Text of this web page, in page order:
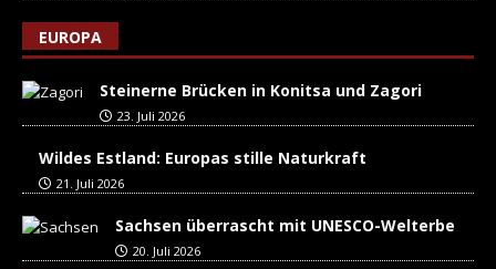
EUROPA
Steinerne Brücken in Konitsa und Zagori
23. Juli 2026
Wildes Estland: Europas stille Naturkraft
21. Juli 2026
Sachsen überrascht mit UNESCO-Welterbe
20. Juli 2026